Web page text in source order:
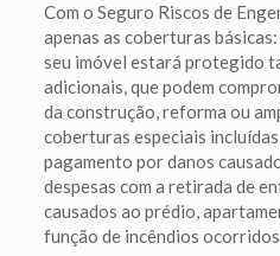
Com o Seguro Riscos de
apenas as coberturas
seu imóvel estará protegido
adicionais, que podem
da construção, reforma ou
coberturas especiais
pagamento por danos
despesas com a retirada de
causados ao prédio,
função de incêndios